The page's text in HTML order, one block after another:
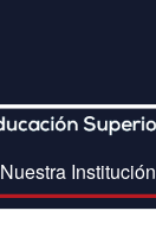
Nuestra Institución